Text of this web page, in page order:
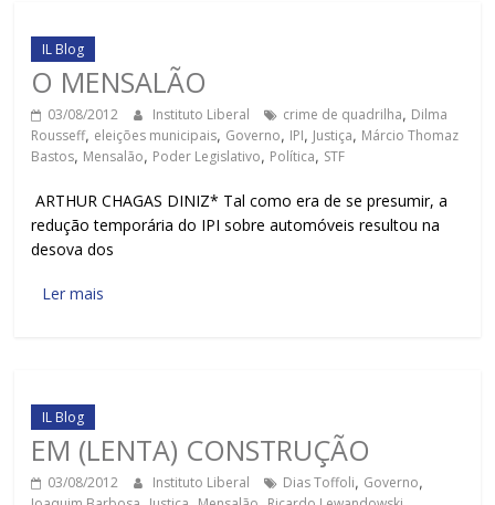
IL Blog
O MENSALÃO
03/08/2012 Instituto Liberal crime de quadrilha, Dilma
Rousseff, eleições municipais, Governo, IPI, Justiça, Márcio Thomaz
Bastos, Mensalão, Poder Legislativo, Política, STF
ARTHUR CHAGAS DINIZ* Tal como era de se presumir, a
redução temporária do IPI sobre automóveis resultou na
desova dos
Ler mais
IL Blog
EM (LENTA) CONSTRUÇÃO
03/08/2012 Instituto Liberal Dias Toffoli, Governo,